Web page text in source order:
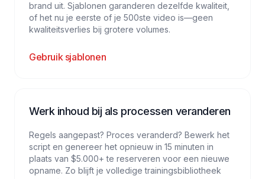
brand uit. Sjablonen garanderen dezelfde kwaliteit,
of het nu je eerste of je 500ste video is—geen
kwaliteitsverlies bij grotere volumes.
Gebruik sjablonen
Werk inhoud bij als processen veranderen
Regels aangepast? Proces veranderd? Bewerk het
script en genereer het opnieuw in 15 minuten in
plaats van $5.000+ te reserveren voor een nieuwe
opname. Zo blijft je volledige trainingsbibliotheek